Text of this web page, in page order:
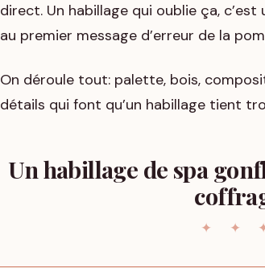
direct. Un habillage qui oublie ça,
au premier message d’erreur de la
On déroule tout: palette, bois,
détails qui font qu’un habillage tient
Un habillage de spa